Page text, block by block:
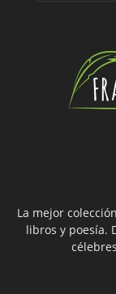
La mejor
libros y poesía.